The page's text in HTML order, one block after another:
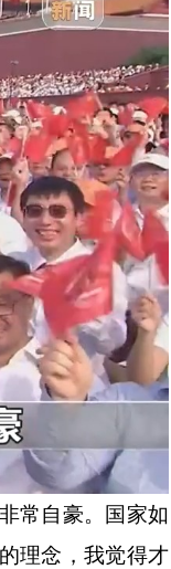
常自豪。国家如
理念，我觉得才